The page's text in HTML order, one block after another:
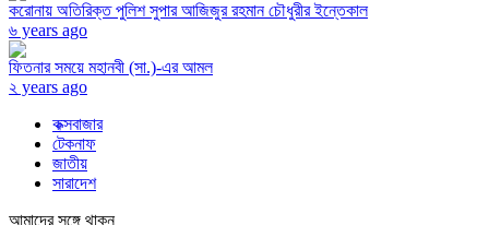
করোনায় অতিরিক্ত পুলিশ সুপার আজিজুর রহমান চৌধুরীর ইন্তেকাল
৬ years ago
ফিতনার সময়ে মহানবী (সা.)-এর আমল
২ years ago
কক্সবাজার
টেকনাফ
জাতীয়
সারাদেশ
আমাদের সঙ্গে থাকুন